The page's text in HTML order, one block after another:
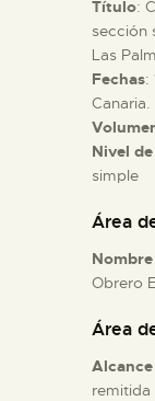
Título:
sección
Las
Fechas:
Canaria.
Nivel
simple
Área
Obrero
Área
remitida